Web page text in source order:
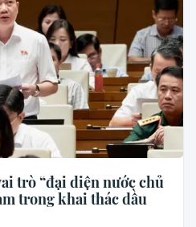
trò “đại diện nước chủ
trong khai thác dầu